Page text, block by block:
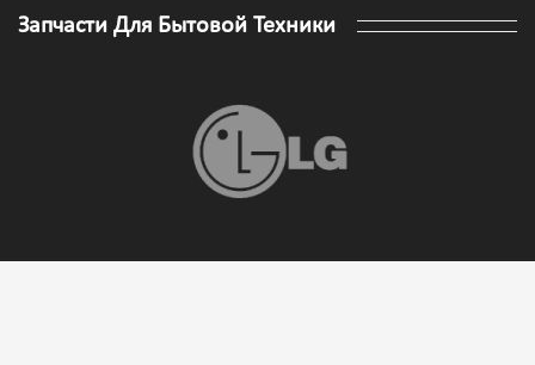
Запчасти Для Бытовой Техники